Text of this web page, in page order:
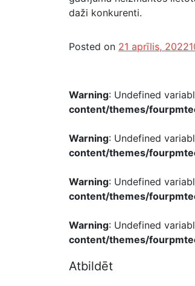
daži konkurenti.
Posted on 21 aprīlis, 2022
Warning: Undefined
content/themes/
Warning: Undefined
content/themes/
Warning: Undefined
content/themes/
Warning: Undefined
content/themes/
Atbildēt